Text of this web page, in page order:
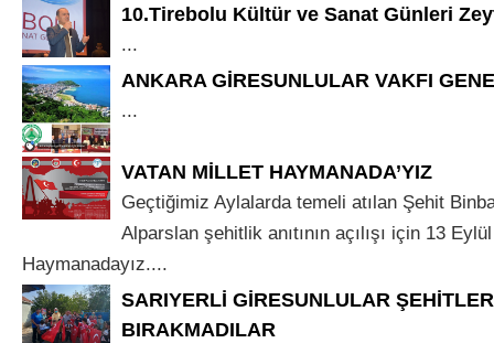
10.Tirebolu Kültür ve Sanat Günleri
...
ANKARA GİRESUNLULAR VAKFI
...
VATAN MİLLET HAYMANADA’YIZ
Geçtiğimiz Aylalarda temeli atılan Şehit
Alparslan şehitlik anıtının açılışı için 13
Haymanadayız....
SARIYERLİ GİRESUNLULAR
BIRAKMADILAR